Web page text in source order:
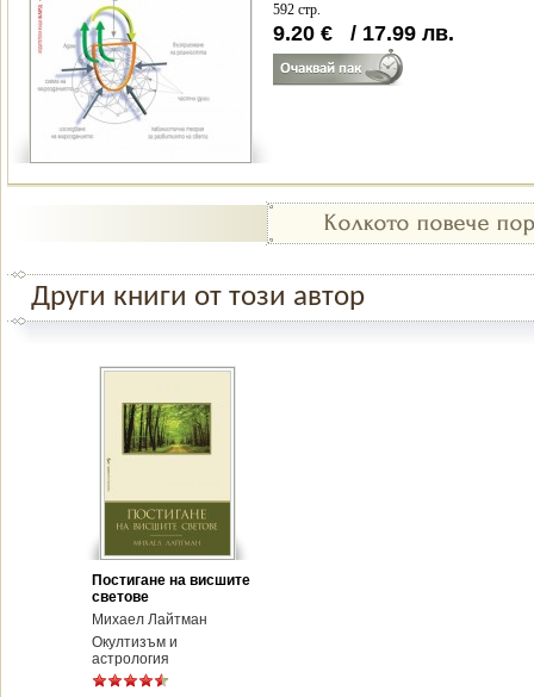
592 стр.
9.20 € / 17.99 лв.
Други книги от този автор
Постигане на висшите
светове
Михаел Лайтман
Окултизъм и
астрология